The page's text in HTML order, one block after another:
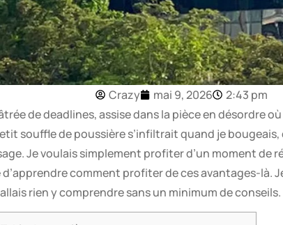
Crazy mai 9, 2026
2:43 pm
de deadlines, assise dans la pièce en désordre
souffle de poussière s’infiltrait quand je bougeais,
Je voulais simplement profiter d’un moment
comment profiter de ces avantages-là.
rien y comprendre sans un minimum de conseils.